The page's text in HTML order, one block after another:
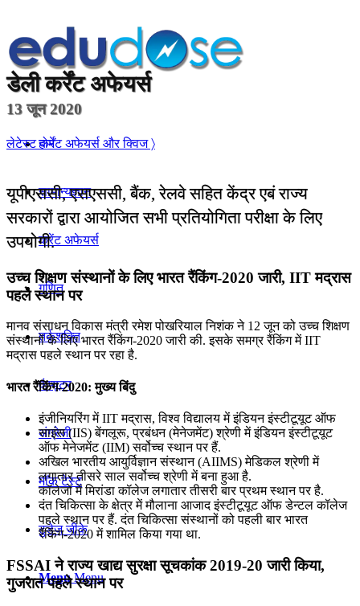
होम
सामान्यज्ञान
करेंट अफेयर्स
गणित
तर्कशक्ति
कंप्यूटर
अंग्रेजी
मॉक टेस्ट
टुडेज जीके
Menu Menu
डेली कर्रेंट अफेयर्स
13 जून 2020
लेटेस्ट कर्रेंट अफेयर्स और क्विज 〉
यूपीएससी, एसएससी, बैंक, रेलवे सहित केंद्र एबं राज्य
सरकारों द्वारा आयोजित सभी प्रतियोगिता परीक्षा के लिए
उपयोगी.
उच्‍च शिक्षण संस्‍थानों के लिए भारत रैंकिंग-2020 जारी, IIT मद्रास
पहले स्‍थान पर
मानव संसाधन विकास मंत्री रमेश पोखरियाल निशंक ने 12 जून को उच्‍च शिक्षण
संस्‍थानों के लिए भारत रैंकिंग-2020 जारी की. इसके समग्र रैंकिंग में IIT
मद्रास पहले स्‍थान पर रहा है.
भारत रैंकिंग-2020: मुख्य बिंदु
इंजीनियरिंग में IIT मद्रास, विश्व विद्यालय में इंडियन इंस्टीटूयूट ऑफ
साइंस (IIS) बेंगलूरू, प्रबंधन (मेनेजमेंट) श्रेणी में इंडियन इंस्टीटूयूट
ऑफ मेनेजमेंट (IIM) सर्वोच्च स्थान पर हैं.
अखिल भारतीय आयुर्विज्ञान संस्थान (AIIMS) मेडिकल श्रेणी में
लगातार तीसरे साल सर्वोच्च श्रेणी में बना हुआ है.
कॉलेजों में मिरांडा कॉलेज लगातार तीसरी बार प्रथम स्थान पर है.
दंत चिकित्सा के क्षेत्र में मौलाना आजाद इंस्टीटूयूट ऑफ डेन्टल कॉलेज
पहले स्थान पर हैं. दंत चिकित्सा संस्थानों को पहली बार भारत
रैंकिंग-2020 में शामिल किया गया था.
FSSAI ने राज्य खाद्य सुरक्षा सूचकांक 2019-20 जारी किया,
गुजरात पहले स्थान पर